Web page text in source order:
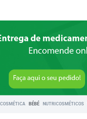
COSMÉTICA BÉBÉ NUTRICOSMÉTICOS